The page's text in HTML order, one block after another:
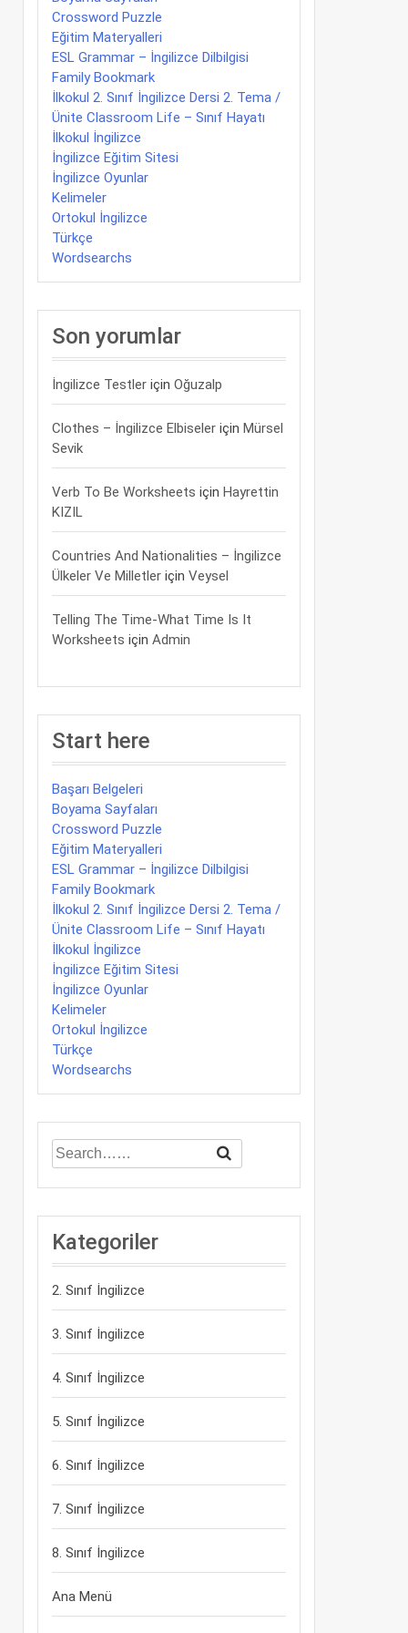
Crossword Puzzle
Eğitim Materyalleri
ESL Grammar – İngilizce Dilbilgisi
Family Bookmark
İlkokul 2. Sınıf İngilizce Dersi 2. Tema /
Ünite Classroom Life – Sınıf Hayatı
İlkokul İngilizce
İngilizce Eğitim Sitesi
İngilizce Oyunlar
Kelimeler
Ortokul İngilizce
Türkçe
Wordsearchs
Son yorumlar
İngilizce Testler için Oğuzalp
Clothes – İngilizce Elbiseler için Mürsel
Sevik
Verb To Be Worksheets için Hayrettin
KIZIL
Countries And Nationalities – İngilizce
Ülkeler Ve Milletler için Veysel
Telling The Time-What Time Is It
Worksheets için Admin
Start here
Başarı Belgeleri
Boyama Sayfaları
Crossword Puzzle
Eğitim Materyalleri
ESL Grammar – İngilizce Dilbilgisi
Family Bookmark
İlkokul 2. Sınıf İngilizce Dersi 2. Tema /
Ünite Classroom Life – Sınıf Hayatı
İlkokul İngilizce
İngilizce Eğitim Sitesi
İngilizce Oyunlar
Kelimeler
Ortokul İngilizce
Türkçe
Wordsearchs
Kategoriler
2. Sınıf İngilizce
3. Sınıf İngilizce
4. Sınıf İngilizce
5. Sınıf İngilizce
6. Sınıf İngilizce
7. Sınıf İngilizce
8. Sınıf İngilizce
Ana Menü